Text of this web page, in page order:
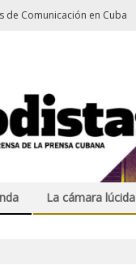
de Comunicación en Cuba
La cámara lúcida